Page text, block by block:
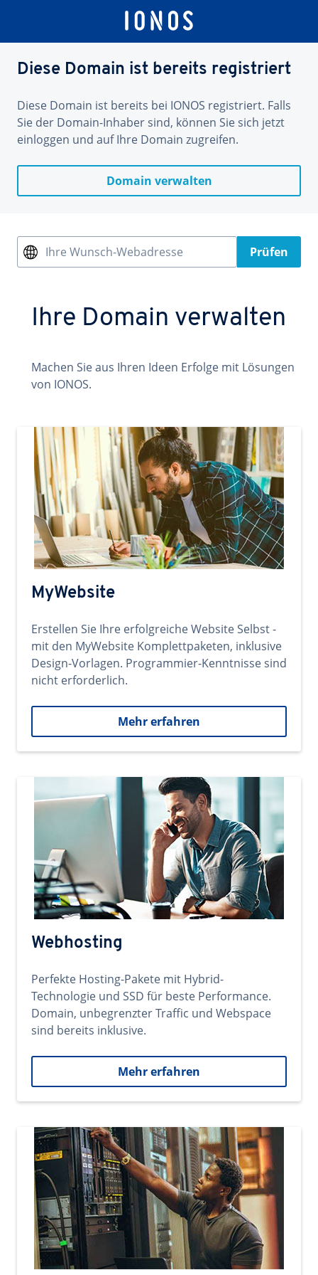
Diese Domain ist bereits registriert
Diese Domain ist bereits bei IONOS registriert. Falls
Sie der Domain-Inhaber sind, können Sie sich jetzt
einloggen und auf Ihre Domain zugreifen.
Domain verwalten
Ihre Wunsch-Webadresse Prüfen
Ihre Domain verwalten
Machen Sie aus Ihren Ideen Erfolge mit Lösungen
von IONOS.
MyWebsite
Erstellen Sie Ihre erfolgreiche Website Selbst -
mit den MyWebsite Komplettpaketen, inklusive
Design-Vorlagen. Programmier-Kenntnisse sind
nicht erforderlich.
Mehr erfahren
Webhosting
Perfekte Hosting-Pakete mit Hybrid-
Technologie und SSD für beste Performance.
Domain, unbegrenzter Traffic und Webspace
sind bereits inklusive.
Mehr erfahren